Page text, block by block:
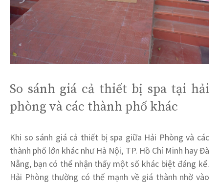
So sánh giá cả thiết bị spa tại hải
phòng và các thành phố khác
Khi so sánh giá cả thiết bị spa giữa Hải Phòng và các
thành phố lớn khác như Hà Nội, TP. Hồ Chí Minh hay Đà
Nẵng, bạn có thể nhận thấy một số khác biệt đáng kể.
Hải Phòng thường có thế mạnh về giá thành nhờ vào